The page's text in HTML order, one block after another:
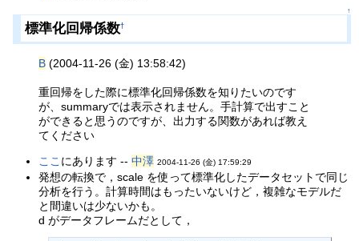
↑
標準化回帰係数†
B (2004-11-26 (金) 13:58:42)
重回帰をした際に標準化回帰係数を知りたいのです
が、summaryでは表示されません。手計算で出すこと
ができると思うのですが、出力する関数があれば教え
てください
ここ にあります --中澤 2004-11-26 (金) 17:59:29
発想の転換で，scale を使って標準化したデータセットで同じ
分析を行う。計算時間はもったいないけど，複雑なモデルだ
と間違いは少ないかも。
d がデータフレームだとして，